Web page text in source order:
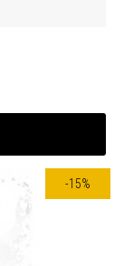
-15%